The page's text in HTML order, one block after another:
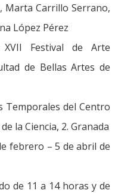
Marta Carrillo Serrano,
López Pérez
Festival de Arte
de Bellas Artes de
Temporales del Centro
la Ciencia, 2. Granada
febrero – 5 de abril de
de 11 a 14 horas y de